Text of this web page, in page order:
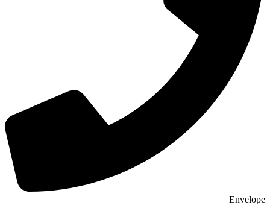
Envelope